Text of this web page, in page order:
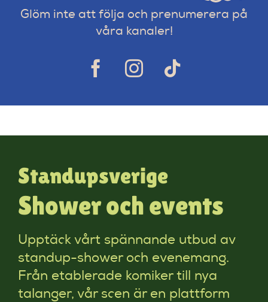
Glöm inte att följa och prenumerera på
våra kanaler!
Standupsverige
Shower och events
Upptäck vårt spännande utbud av
standup-shower och evenemang.
Från etablerade komiker till nya
talanger, vår scen är en plattform